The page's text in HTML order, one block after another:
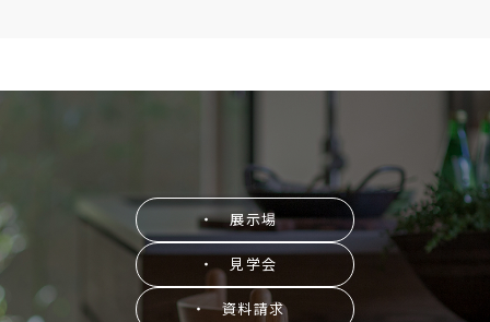
・ 展示場
・ 見学会
・ 資料請求